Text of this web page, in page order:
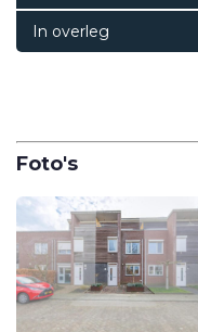
In overleg
Foto's